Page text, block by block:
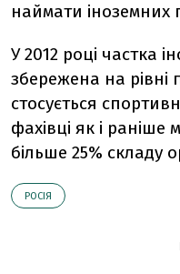
наймати іноземних
У 2012 році частка
збережена на рівні
стосується
фахівці як і
більше 25% складу
РОСІЯ